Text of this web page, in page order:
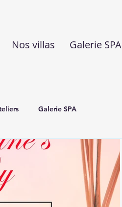
Nos villas Galerie SPA
Galerie SPA